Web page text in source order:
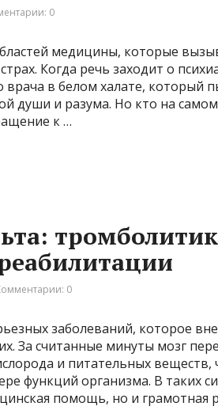
0
медицины, которые
Когда речь заходит о
врача в белом халате, который
души и разума. Но кто на
к …
0
заболеваний, которое
За считанные минуты мозг
и питательных веществ,
функций организма. В таких
помощь, но и грамотная